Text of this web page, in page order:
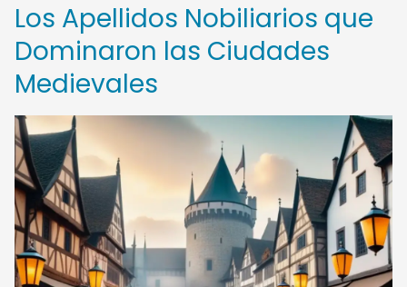
Los Apellidos Nobiliarios que
Dominaron las Ciudades
Medievales